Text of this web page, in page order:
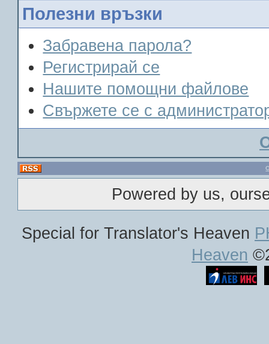
Полезни връзки
Забравена парола?
Регистрирай се
Нашите помощни файлове
Свържете се с
Powered by us,
Special for Translator's Heaven
Heaven